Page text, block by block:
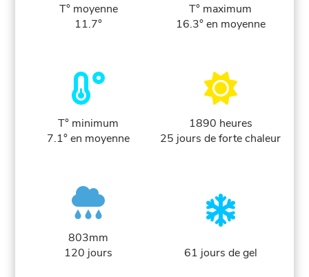
T° moyenne
11.7°
T° maximum
16.3° en moyenne
T° minimum
7.1° en moyenne
1890 heures
25 jours de forte chaleur
803mm
120 jours
61 jours de gel